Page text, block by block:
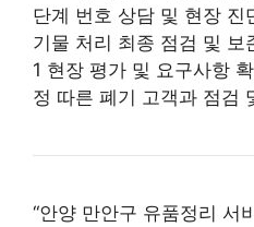
단계 번호 상담 및 현장 진
기물 처리 최종 점검 및 보
1 현장 평가 및 요구사항
정 따른 폐기 고객과 점검
“안양 만안구 유품정리 서